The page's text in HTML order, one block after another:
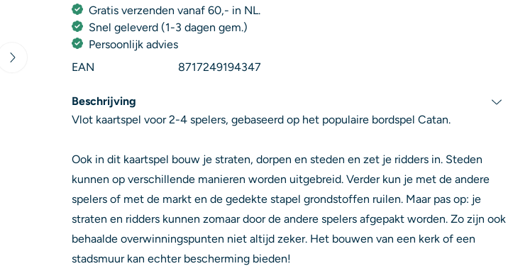
Gratis verzenden vanaf 60,- in NL.
Snel geleverd (1-3 dagen gem.)
Persoonlijk advies
EAN
8717249194347
Beschrijving
Vlot kaartspel voor 2-4 spelers, gebaseerd op het populaire bordspel Catan.
Ook in dit kaartspel bouw je straten, dorpen en steden en zet je ridders in. Steden
kunnen op verschillende manieren worden uitgebreid. Verder kun je met de andere
spelers of met de markt en de gedekte stapel grondstoffen ruilen. Maar pas op: je
straten en ridders kunnen zomaar door de andere spelers afgepakt worden. Zo zijn ook
behaalde overwinningspunten niet altijd zeker. Het bouwen van een kerk of een
stadsmuur kan echter bescherming bieden!